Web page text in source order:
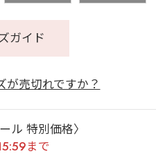
ガイド
が売切れですか？
ル 特別価格〉
まで